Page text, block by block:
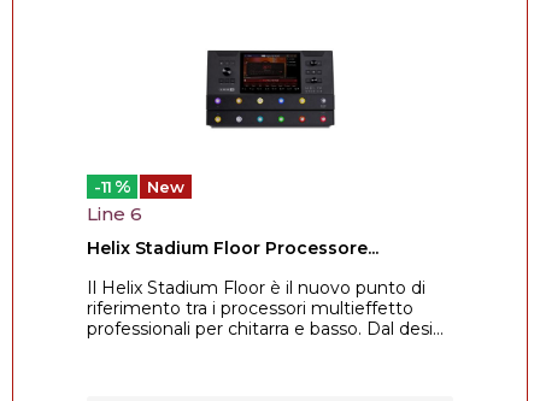
-11 % New
Line 6
Helix Stadium Floor Processore...
Il Helix Stadium Floor è il nuovo punto di
riferimento tra i processori multieffetto
professionali per chitarra e basso. Dal desi...